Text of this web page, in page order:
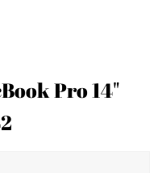
Pro 14"